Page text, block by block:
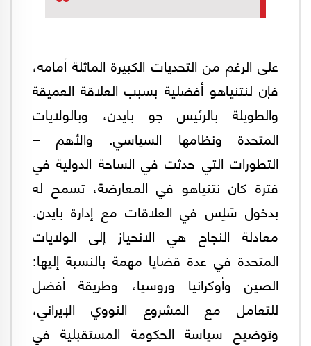
على الرغم من التحديات الكبيرة الماثلة أمامه،
فإن لنتنياهو أفضلية بسبب العلاقة العميقة
والطويلة بالرئيس جو بايدن، وبالولايات
المتحدة ونظامها السياسي. والأهم –
التطورات التي حدثت في الساحة الدولية في
فترة كان نتنياهو في المعارضة، تسمح له
بدخول سَلِس في العلاقات مع إدارة بايدن.
معادلة النجاح هي الانحياز إلى الولايات
المتحدة في عدة قضايا مهمة بالنسبة إليها:
الصين وأوكرانيا وروسيا، وطريقة أفضل
للتعامل مع المشروع النووي الإيراني،
وتوضيح سياسة الحكومة المستقبلية في